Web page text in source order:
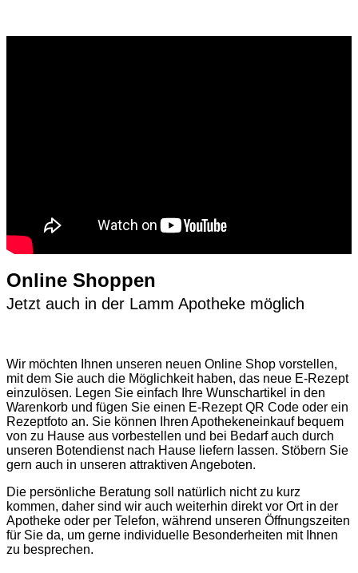
Online Shoppen
Jetzt auch in der Lamm Apotheke möglich
Wir möchten Ihnen unseren neuen Online Shop vorstellen,
mit dem Sie auch die Möglichkeit haben, das neue E-Rezept
einzulösen. Legen Sie einfach Ihre Wunschartikel in den
Warenkorb und fügen Sie einen E-Rezept QR Code oder ein
Rezeptfoto an. Sie können Ihren Apothekeneinkauf bequem
von zu Hause aus vorbestellen und bei Bedarf auch durch
unseren Botendienst nach Hause liefern lassen. Stöbern Sie
gern auch in unseren attraktiven Angeboten.
Die persönliche Beratung soll natürlich nicht zu kurz
kommen, daher sind wir auch weiterhin direkt vor Ort in der
Apotheke oder per Telefon, während unseren Öffnungszeiten
für Sie da, um gerne individuelle Besonderheiten mit Ihnen
zu besprechen.